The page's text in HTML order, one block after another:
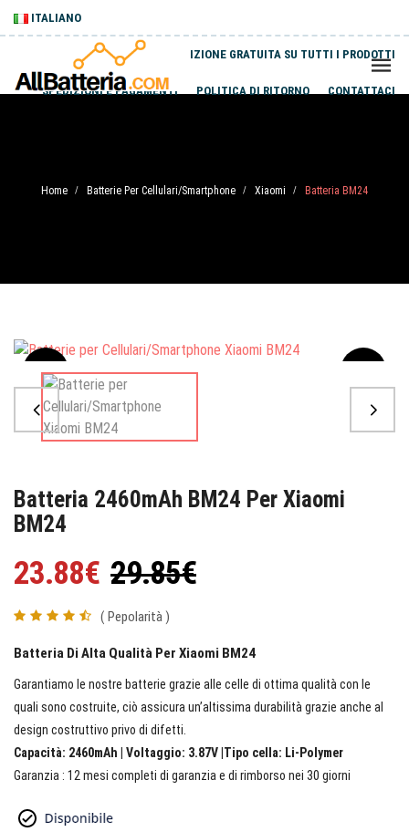
ITALIANO
SPEDIZIONE GRATUITA SU TUTTI I PRODOTTI
SPEDIZIONI E PAGAMENTI POLITICA DI RITORNO CONTATTACI
Home / Batterie Per Cellulari/Smartphone / Xiaomi / Batteria BM24
Sale
Batteria 2460mAh BM24 Per Xiaomi
BM24
23.88€ 29.85€
( Pepolarità )
Batteria Di Alta Qualità Per Xiaomi BM24
Garantiamo le nostre batterie grazie alle celle di ottima qualità con le
quali sono costruite, ciò assicura un’altissima durabilità grazie anche al
design costruttivo privo di difetti.
Capacità: 2460mAh | Voltaggio: 3.87V |Tipo cella: Li-Polymer
Garanzia : 12 mesi completi di garanzia e di rimborso nei 30 giorni